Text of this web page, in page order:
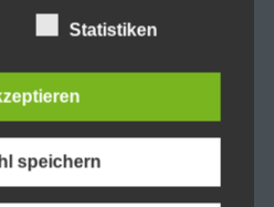
Konzert
kulturellen oder
natürlichen Person sind,
ist jede identifizierte oder
Person, deren
Statistiken
speichern